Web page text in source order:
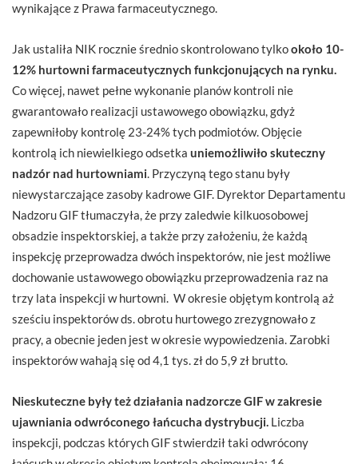
wynikające z Prawa farmaceutycznego.
Jak ustaliła NIK rocznie średnio skontrolowano tylkookoło 10-
12% hurtowni farmaceutycznych funkcjonujących na rynku.
Co więcej, nawet pełne wykonanie planów kontroli nie
gwarantowało realizacji ustawowego obowiązku, gdyż
zapewniłoby kontrolę 23-24% tych podmiotów. Objęcie
kontrolą ich niewielkiego odsetka uniemożliwiło skuteczny
nadzór nad hurtowniami . Przyczyną tego stanu były
niewystarczające zasoby kadrowe GIF. Dyrektor Departamentu
Nadzoru GIF tłumaczyła, że przy zaledwie kilkuosobowej
obsadzie inspektorskiej, a także przy założeniu, że każdą
inspekcję przeprowadza dwóch inspektorów, nie jest możliwe
dochowanie ustawowego obowiązku przeprowadzenia raz na
trzy lata inspekcji w hurtowni. W okresie objętym kontrolą aż
sześciu inspektorów ds. obrotu hurtowego zrezygnowało z
pracy, a obecnie jeden jest w okresie wypowiedzenia. Zarobki
inspektorów wahają się od 4,1 tys. zł do 5,9 zł brutto.
Nieskuteczne były też działania nadzorcze GIF w zakresie
ujawniania odwróconego łańcucha dystrybucji. Liczba
inspekcji, podczas których GIF stwierdził taki odwrócony